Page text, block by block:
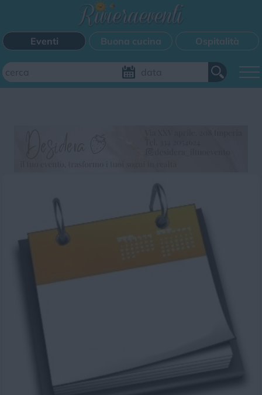
Eventi Buona cucina Ospitalità
CATEGORIE EVENTI
Bimbi Cinema Corsi
SpettacoloSport